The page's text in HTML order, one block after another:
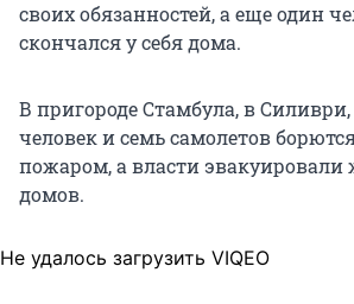
своих обязанностей, а еще один
скончался у себя дома.
В пригороде Стамбула, в
человек и семь самолетов
пожаром, а власти эвакуировали
домов.
Не удалось загрузить VIQEO